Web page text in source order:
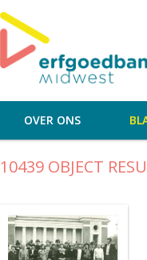
OVER ONS
10439 OBJECT